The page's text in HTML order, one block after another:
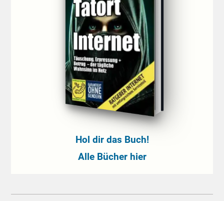
Hol dir das Buch!
Alle Bücher hier